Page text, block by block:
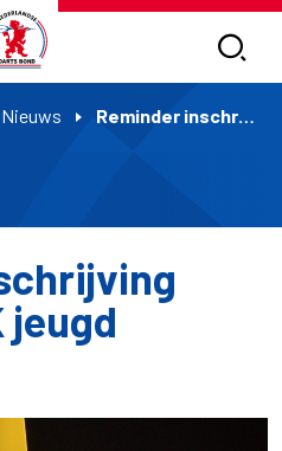
Nieuws Reminder inschrijving Lakeside WK jeugd
jeugd